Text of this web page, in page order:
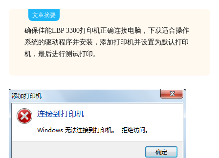
文章摘要
确保佳能LBP 3300打印机正确连接电脑，下载适合操作
系统的驱动程序并安装，添加打印机并设置为默认打印
机，最后进行测试打印。